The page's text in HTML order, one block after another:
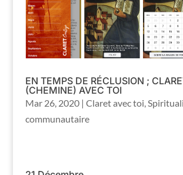
EN TEMPS DE RÉCLUSION ;
(CHEMINE) AVEC TOI
Mar 26, 2020| Claret avec toi,
communautaire